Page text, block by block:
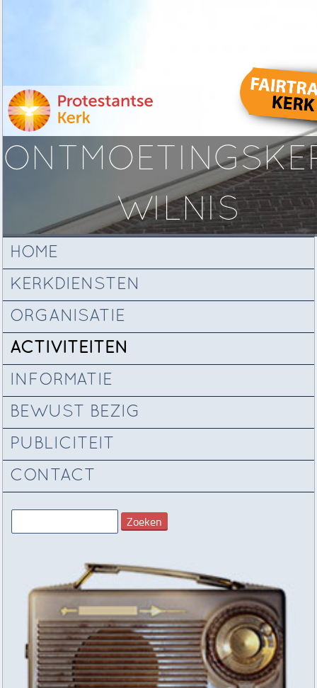
WILNIS
HOME
KERKDIENSTEN
ORGANISATIE
ACTIVITEITEN
INFORMATIE
BEWUST BEZIG
PUBLICITEIT
CONTACT